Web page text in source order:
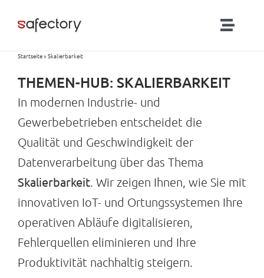
Inhalt
Partner
Produkte
Startseite» Skalierbarkeit
THEMEN-HUB: SKALIERBARKEIT
In modernen Industrie- und
Gewerbebetrieben entscheidet die
Qualität und Geschwindigkeit der
Datenverarbeitung über das Thema
Skalierbarkeit. Wir zeigen Ihnen, wie Sie mit
innovativen IoT- und Ortungssystemen Ihre
operativen Abläufe digitalisieren,
Fehlerquellen eliminieren und Ihre
Produktivität nachhaltig steigern.